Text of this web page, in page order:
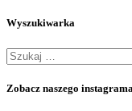
Wyszukiwarka
Szukaj
Zobacz naszego instagrama